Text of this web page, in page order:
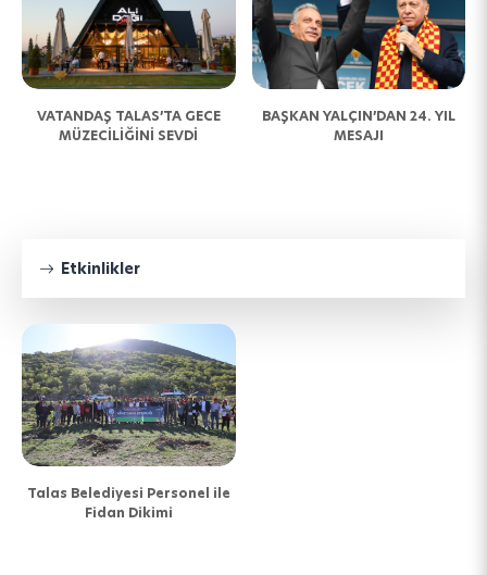
VATANDAŞ TALAS’TA GECE
MÜZECİLİĞİNİ SEVDİ
BAŞKAN YALÇIN’DAN 24. YIL
MESAJI
Etkinlikler
Talas Belediyesi Personel ile
Fidan Dikimi